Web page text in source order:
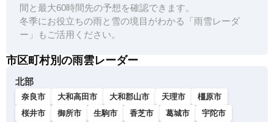
間と最大60時間先の予想を確認できます。
冬季にお役立ちの雨と雪の境目がわかる「雨雪レーダ
ー」もご活用ください。
市区町村別の雨雲レーダー
北部
奈良市 大和高田市 大和郡山市 天理市
橿原市
桜井市
御所市 生駒市 香芝市 葛城市
宇陀市